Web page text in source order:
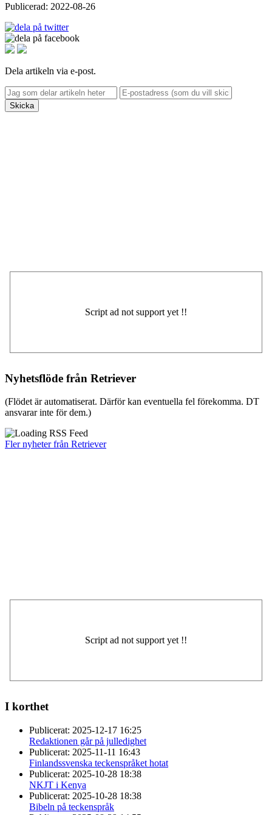
Publicerad: 2022-08-26
Dela artikeln via e-post.
Skicka
Nyhetsflöde från Retriever
(Flödet är automatiserat. Därför kan eventuella fel förekomma. DT
ansvarar inte för dem.)
Fler nyheter från Retriever
I korthet
Publicerat: 2025-12-17 16:25
Redaktionen går på julledighet
Publicerat: 2025-11-11 16:43
Finlandssvenska teckenspråket hotat
Publicerat: 2025-10-28 18:38
NKJT i Kenya
Publicerat: 2025-10-28 18:38
Bibeln på teckenspråk